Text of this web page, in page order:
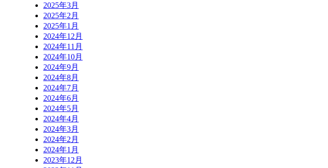
2025年3月
2025年2月
2025年1月
2024年12月
2024年11月
2024年10月
2024年9月
2024年8月
2024年7月
2024年6月
2024年5月
2024年4月
2024年3月
2024年2月
2024年1月
2023年12月